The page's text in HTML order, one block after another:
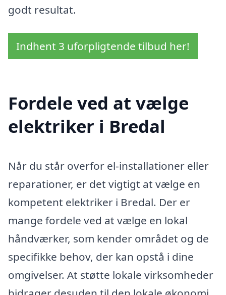
godt resultat.
Indhent 3 uforpligtende tilbud her!
Fordele ved at vælge
elektriker i Bredal
Når du står overfor el-installationer eller
reparationer, er det vigtigt at vælge en
kompetent elektriker i Bredal. Der er
mange fordele ved at vælge en lokal
håndværker, som kender området og de
specifikke behov, der kan opstå i dine
omgivelser. At støtte lokale virksomheder